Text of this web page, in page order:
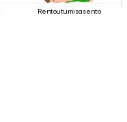
Rentoutumisasento